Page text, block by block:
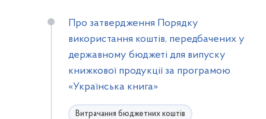
Про затвердження Порядку
використання коштів, передбачених у
державному бюджеті для випуску
книжкової продукції за програмою
«Українська книга»
Витрачання бюджетних коштів